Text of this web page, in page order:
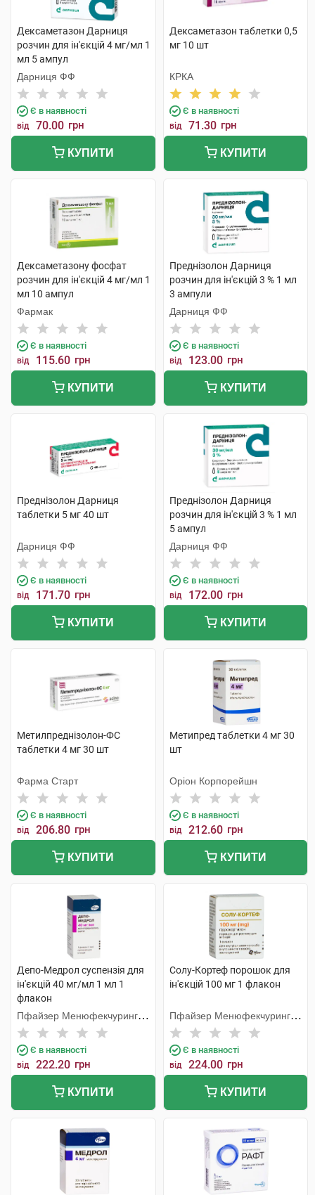
Дексаметазон Дарниця
розчин для ін'єкцій 4 мг/мл 1
мл 5 ампул
Дарниця ФФ
Є в наявності
від 70.00 грн
КУПИТИ
Дексаметазон таблетки 0,5
мг 10 шт
КРКА
Є в наявності
від 71.30 грн
КУПИТИ
Дексаметазону фосфат
розчин для ін'єкцій 4 мг/мл 1
мл 10 ампул
Фармак
Є в наявності
від 115.60 грн
КУПИТИ
Преднізолон Дарниця
розчин для ін'єкцій 3 % 1 мл
3 ампули
Дарниця ФФ
Є в наявності
від 123.00 грн
КУПИТИ
Преднізолон Дарниця
таблетки 5 мг 40 шт
Дарниця ФФ
Є в наявності
від 171.70 грн
КУПИТИ
Преднізолон Дарниця
розчин для ін'єкцій 3 % 1 мл
5 ампул
Дарниця ФФ
Є в наявності
від 172.00 грн
КУПИТИ
Метилпреднізолон-ФС
таблетки 4 мг 30 шт
Фарма Старт
Є в наявності
від 206.80 грн
КУПИТИ
Метипред таблетки 4 мг 30
шт
Оріон Корпорейшн
Є в наявності
від 212.60 грн
КУПИТИ
Депо-Медрол суспензія для
ін'єкцій 40 мг/мл 1 мл 1
флакон
Пфайзер Менюфекчуринг
Бельгія
Є в наявності
від 222.20 грн
КУПИТИ
Солу-Кортеф порошок для
ін'єкцій 100 мг 1 флакон
Пфайзер Менюфекчуринг
Бельгія
Є в наявності
від 224.00 грн
КУПИТИ